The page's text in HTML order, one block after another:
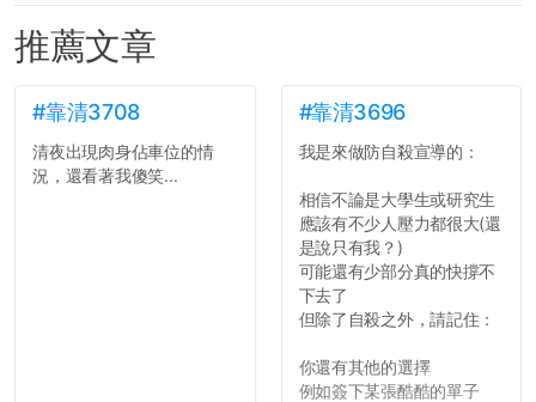
推薦文章
#靠清3708
清夜出現肉身佔車位的情
況，還看著我傻笑...
#靠清3696
我是來做防自殺宣導的：
相信不論是大學生或研究生
應該有不少人壓力都很大(還
是說只有我？)
可能還有少部分真的快撐不
下去了
但除了自殺之外，請記住：
你還有其他的選擇
例如簽下某張酷酷的單子